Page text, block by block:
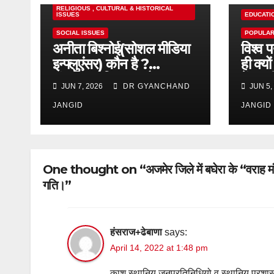
RELIGIOUS , CULTURAL & HISTORICAL
ISSUES
SOCIAL ISSUES
अनीता बिश्नोई(सोशल मीडिया
इन्फ्लुएंसर) कौन है ?
संघर्ष,आत्मविश्वास और
सामाजिक चेतना की
प्रेरक,हाल ही में एक घटना से
आई चर्चा में,
JUN 7, 2026 DR GYANCHAND
JANGID
विश्व
ही
में JUN 5,
JANGID
One thought on “अजमेर जिले में बघेरा के “वराह
गति।”
हंसराज+ढेबाणा says:
April 14, 2022 at 1:48 pm